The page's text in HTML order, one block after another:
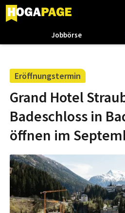
Jobbörse
Eröffnungstermin
Grand Hotel
Badeschloss in
öffnen im